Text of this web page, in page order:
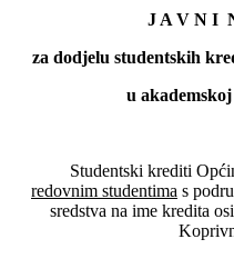
J A V N I
za dodjelu studentskih
u
Studentski krediti Općine
redovnim studentima s
sredstva na ime kredita